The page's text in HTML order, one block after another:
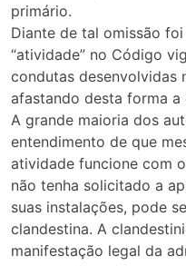
primário.
Diante de tal omissão
“atividade” no Código
condutas desenvolvidas
afastando desta forma a
A grande maioria dos
entendimento de que
atividade funcione com
não tenha solicitado a
suas instalações, pode
clandestina. A
manifestação legal da